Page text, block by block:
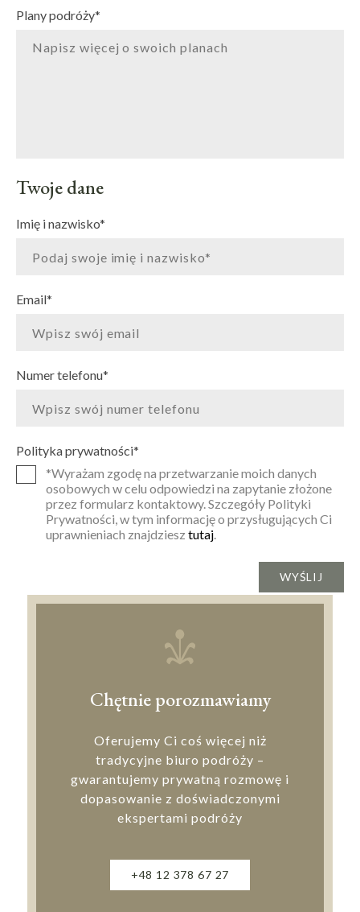
Plany podróży*
Twoje dane
Imię i nazwisko*
Email*
Numer telefonu*
Polityka prywatności*
*Wyrażam zgodę na przetwarzanie moich danych
osobowych w celu odpowiedzi na zapytanie złożone
przez formularz kontaktowy. Szczegóły Polityki
Prywatności, w tym informację o przysługujących Ci
uprawnieniach znajdziesz tutaj.
Chętnie porozmawiamy
Oferujemy Ci coś więcej niż
tradycyjne biuro podróży –
gwarantujemy prywatną rozmowę i
dopasowanie z doświadczonymi
ekspertami podróży
+48 12 378 67 27